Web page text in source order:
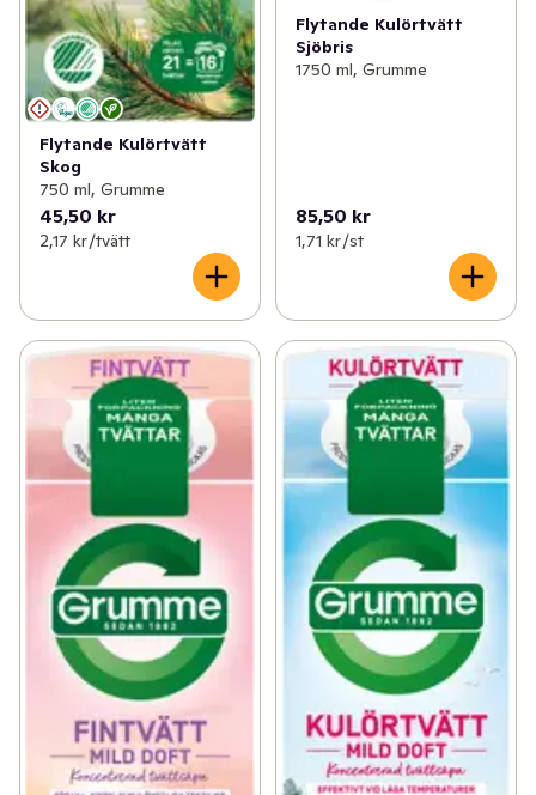
Flytande Kulörtvätt
Skog
750 ml, Grumme
45,50 kr
2,17 kr /tvätt
Flytande Kulörtvätt
Sjöbris
1750 ml, Grumme
85,50 kr
1,71 kr /st